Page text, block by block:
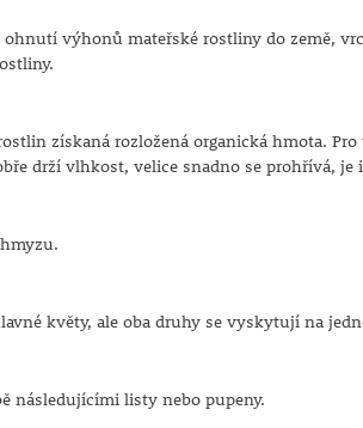
výhonů mateřské rostliny do země,
získaná rozložená organická hmota.
drží vlhkost, velice snadno se prohřívá,
květy, ale oba druhy se vyskytují na
následujícími listy nebo pupeny.